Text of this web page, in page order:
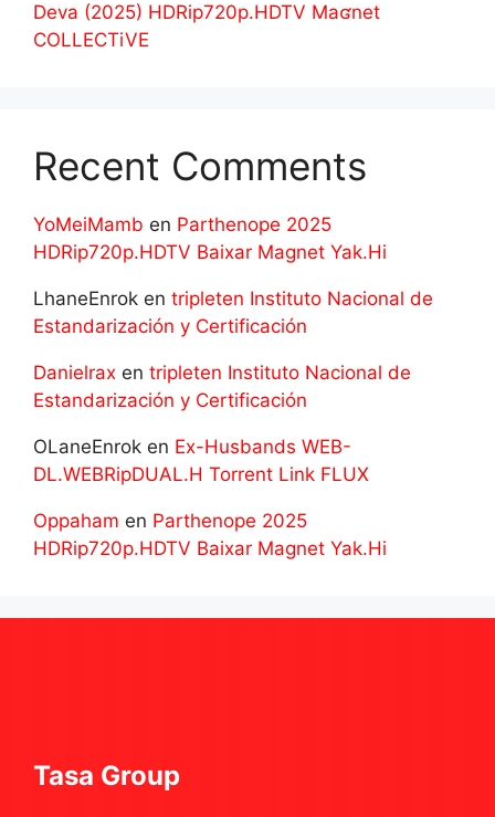
Deva (2025) HDRip720p.HDTV Maʛnet
COLLECTiVE
Recent Comments
YoMeiMamb en Parthenope 2025
HDRip720p.HDTV Baixar Magnet Yak.Hi
LhaneEnrok en tripleten Instituto Nacional de
Estandarización y Certificación
Danielrax en tripleten Instituto Nacional de
Estandarización y Certificación
OLaneEnrok en Ex-Husbands WEB-
DL.WEBRipDUAL.H Torrent Link FLUX
Oppaham en Parthenope 2025
HDRip720p.HDTV Baixar Magnet Yak.Hi
Tasa Group